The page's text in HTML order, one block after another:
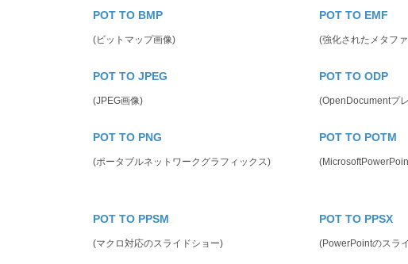
POT TO BMP
(ビットマップ画像)
POT TO EMF
(強化されたメタフ
POT TO JPEG
(JPEG画像)
POT TO ODP
(OpenDocumentプ
POT TO PNG
(ポータブルネットワークグラフィックス)
POT TO POTM
POT TO PPSM
(マクロ対応のスライドショー)
POT TO PPSX
(PowerPointのスラ